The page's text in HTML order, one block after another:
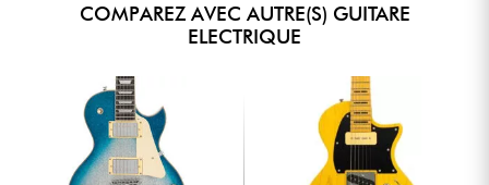
COMPAREZ AVEC AUTRE(S) GUITARE
ELECTRIQUE